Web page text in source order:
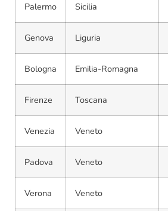
Palermo Sicilia
Genova Liguria
Bologna Emilia-Romagna
Firenze Toscana
Venezia Veneto
Padova Veneto
Verona Veneto